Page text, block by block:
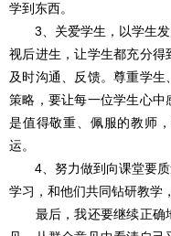
学到东西。
3、关爱学生，以学生发
视后进生，让学生都充分得
及时沟通、反馈。尊重学
策略，要让每一位学生心中
是值得敬重、佩服的教师
运。
4、努力做到向课堂要质
学习，和他们共同钻研教学
最后，我还要继续正确